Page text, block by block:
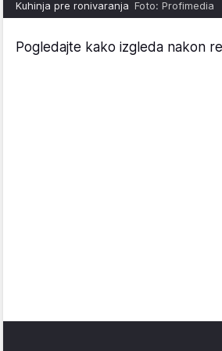
Kuhinja pre ronivaranja Foto: Profimedia
Pogledajte kako izgleda nakon